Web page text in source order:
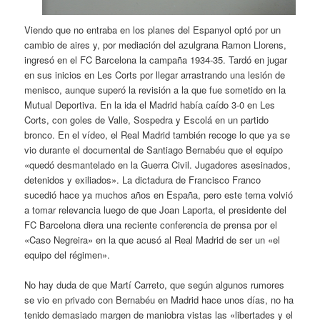
Viendo que no entraba en los planes del Espanyol optó por un
cambio de aires y, por mediación del azulgrana Ramon Llorens,
ingresó en el FC Barcelona la campaña 1934-35. Tardó en jugar
en sus inicios en Les Corts por llegar arrastrando una lesión de
menisco, aunque superó la revisión a la que fue sometido en la
Mutual Deportiva. En la ida el Madrid había caído 3-0 en Les
Corts, con goles de Valle, Sospedra y Escolá en un partido
bronco. En el vídeo, el Real Madrid también recoge lo que ya se
vio durante el documental de Santiago Bernabéu que el equipo
«quedó desmantelado en la Guerra Civil. Jugadores asesinados,
detenidos y exiliados». La dictadura de Francisco Franco
sucedió hace ya muchos años en España, pero este tema volvió
a tomar relevancia luego de que Joan Laporta, el presidente del
FC Barcelona diera una reciente conferencia de prensa por el
«Caso Negreira» en la que acusó al Real Madrid de ser un «el
equipo del régimen».
No hay duda de que Martí Carreto, que según algunos rumores
se vio en privado con Bernabéu en Madrid hace unos días, no ha
tenido demasiado margen de maniobra vistas las «libertades y el